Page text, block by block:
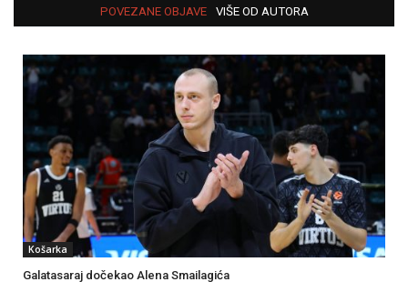
POVEZANE OBJAVE VIŠE OD AUTORA
Košarka
Galatasaraj dočekao Alena Smailagića